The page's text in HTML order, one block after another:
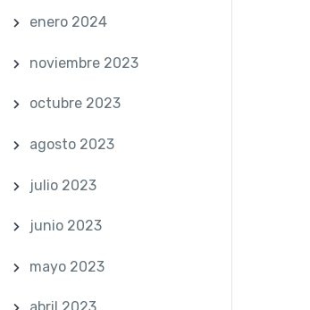
enero 2024
noviembre 2023
octubre 2023
agosto 2023
julio 2023
junio 2023
mayo 2023